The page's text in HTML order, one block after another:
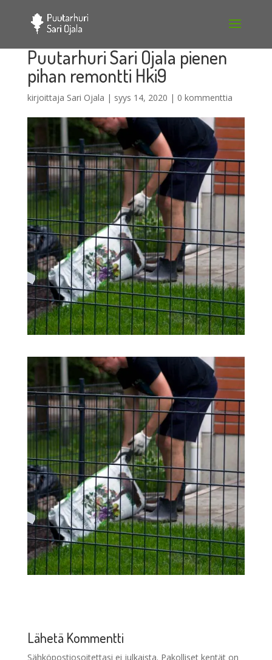
Puutarhuri Sari Ojala pienen
pihan remontti Hki9
kirjoittaja Sari Ojala | syys 14, 2020 | 0 kommenttia
Lähetä Kommentti
Sähköpostiosoitettasi ei julkaista. Pakolliset kentät on